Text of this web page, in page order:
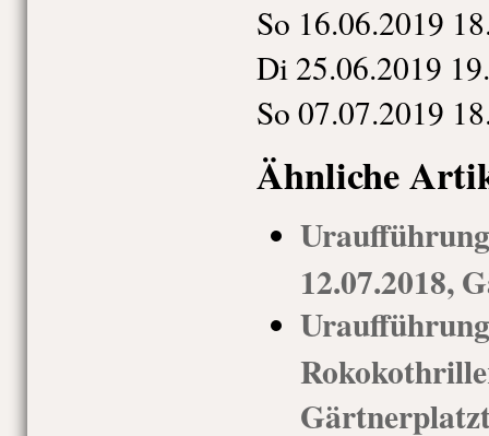
So 16.06.2019
Di 25.06.2019
So 07.07.2019
Ähnliche
12.07.2018,